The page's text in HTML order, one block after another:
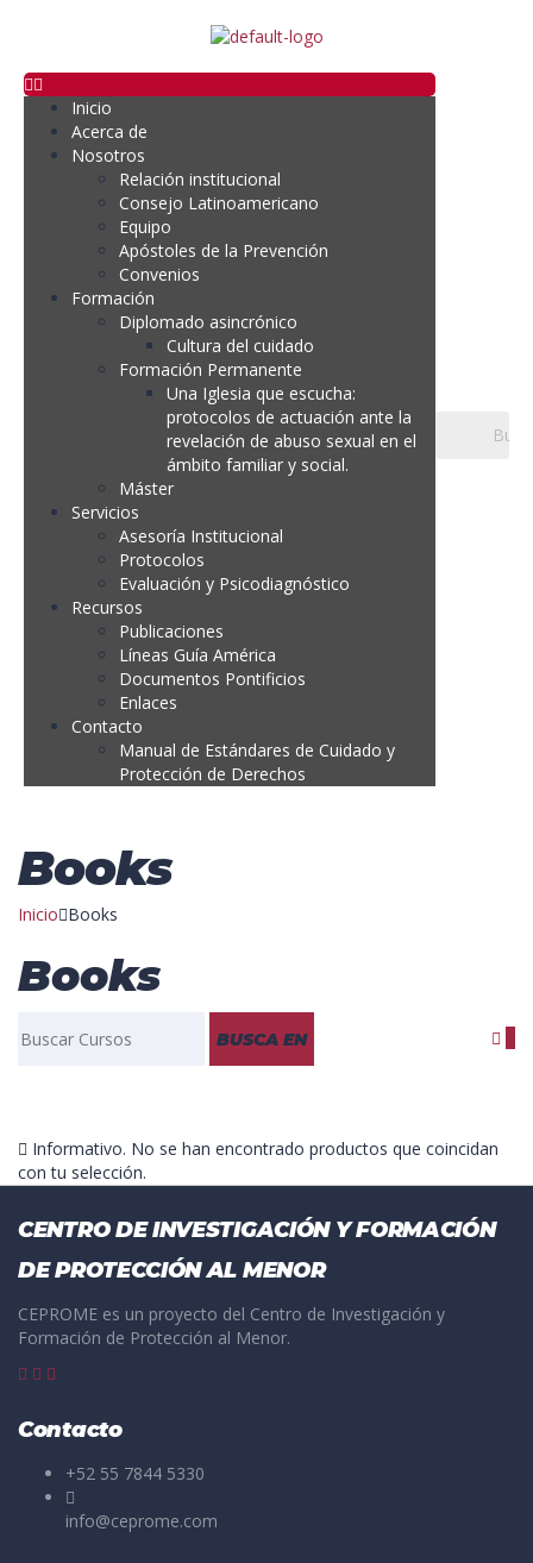
Inicio
Acerca de
Nosotros
Relación institucional
Consejo Latinoamericano
Equipo
Apóstoles de la Prevención
Convenios
Formación
Diplomado asincrónico
Cultura del cuidado
Formación Permanente
Una Iglesia que escucha:
protocolos de actuación ante la
revelación de abuso sexual en el
ámbito familiar y social.
Máster
Servicios
Asesoría Institucional
Protocolos
Evaluación y Psicodiagnóstico
Recursos
Publicaciones
Líneas Guía América
Documentos Pontificios
Enlaces
Contacto
Manual de Estándares de Cuidado y
Protección de Derechos
Books
Inicio Books
Books
Informativo. No se han encontrado productos que coincidan
con tu selección.
CENTRO DE INVESTIGACIÓN Y FORMACIÓN
DE PROTECCIÓN AL MENOR
CEPROME es un proyecto del Centro de Investigación y
Formación de Protección al Menor.
Contacto
+52 55 7844 5330
info@ceprome.com